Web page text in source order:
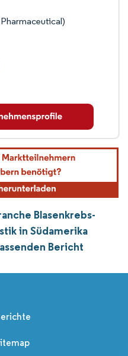
Blasenkrebs-
in Südamerika
Bericht